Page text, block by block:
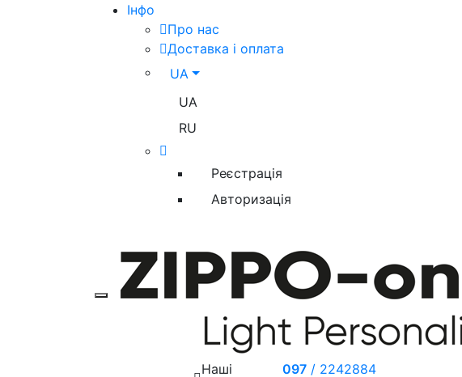
Iнфо
Про нас
Доставка і оплата
UA
UA
RU
Реєстрація
Авторизація
Наші
097/ 2242884